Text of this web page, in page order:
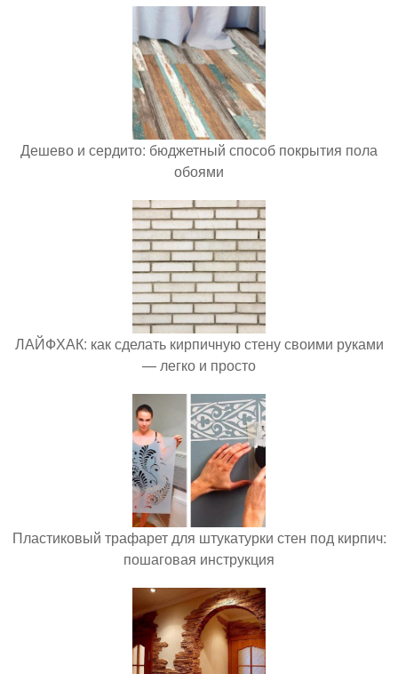
Дешево и сердито: бюджетный способ покрытия пола
обоями
ЛАЙФХАК: как сделать кирпичную стену своими руками
— легко и просто
Пластиковый трафарет для штукатурки стен под кирпич:
пошаговая инструкция